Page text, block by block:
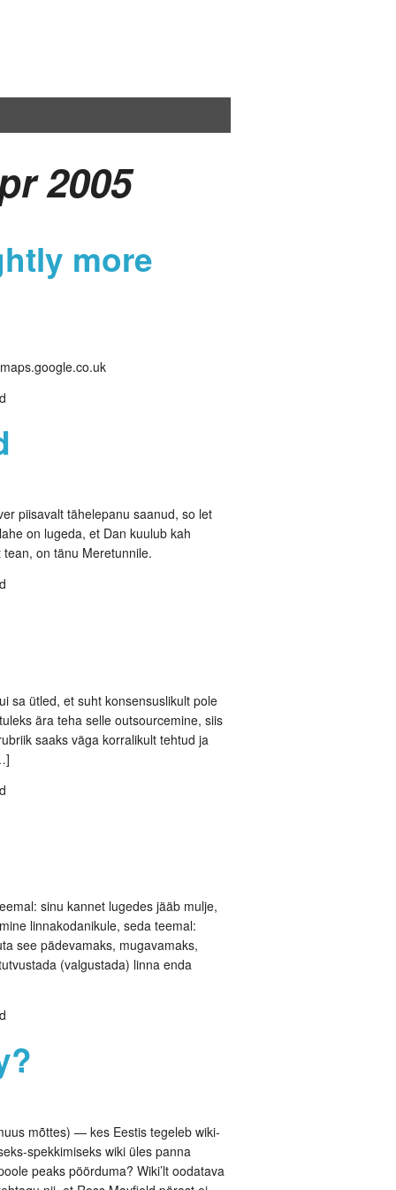
2005
more
piisavalt tähelepanu saanud, so let
on lugeda, et Dan kuulub kah
on tänu Meretunnile.
sa ütled, et suht konsensuslikult pole
ära teha selle outsourcemine, siis
saaks väga korralikult tehtud ja
sinu kannet lugedes jääb mulje,
linnakodanikule, seda teemal:
see pädevamaks, mugavamaks,
(valgustada) linna enda
mõttes) — kes Eestis tegeleb wiki-
spekkimiseks wiki üles panna
peaks pöörduma? Wiki’lt oodatava